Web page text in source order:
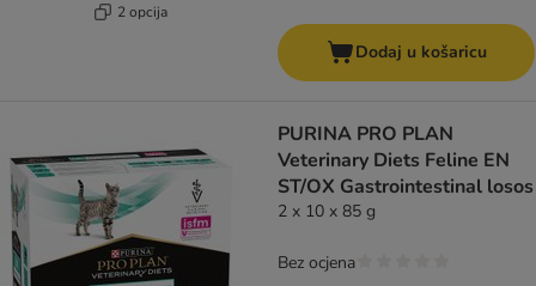
2 opcija
Dodaj u košaricu
PURINA PRO PLAN
Veterinary Diets Feline EN
ST/OX Gastrointestinal losos
2 x 10 x 85 g
Bez ocjena